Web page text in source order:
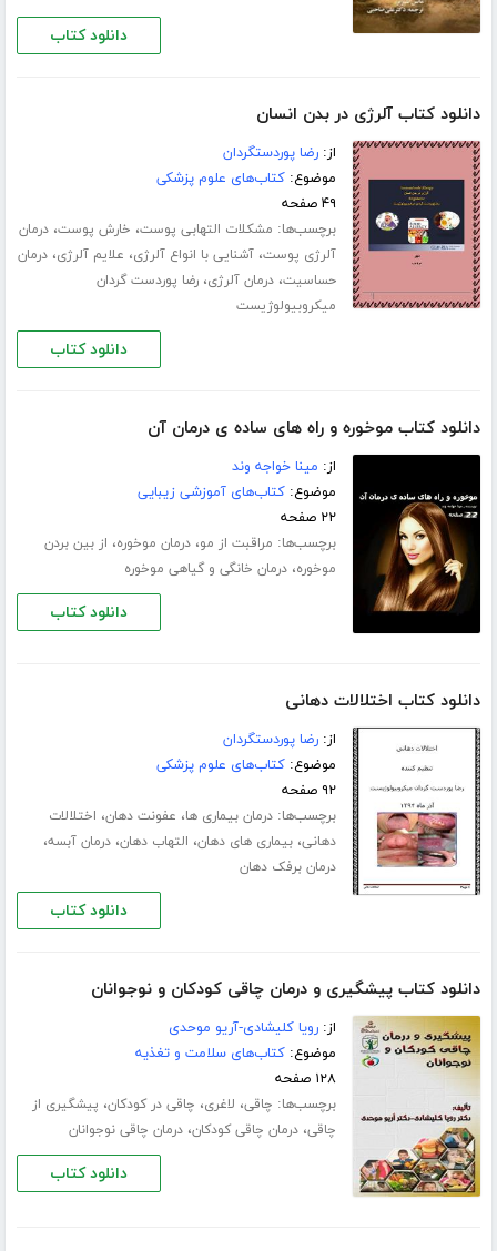
دانلود کتاب
دانلود کتاب آلرژی در بدن انسان
از:رضا پوردستگردان
موضوع:کتاب‌های علوم پزشکی
۴۹ صفحه
برچسب‌ها: مشکلات التهابی پوست، خارش پوست،درمان
آلرژی پوست،آشنایی با انواع آلرژی، علایم آلرژی،درمان
حساسیت،درمان آلرژی،رضا پوردست گردان
میکروبیولوژیست
دانلود کتاب
دانلود کتاب موخوره و راه های ساده ی درمان آن
از: مینا خواجه وند
موضوع:کتاب‌های آموزشی زیبایی
۲۲ صفحه
برچسب‌ها: مراقبت از مو،درمان موخوره، از بین بردن
موخوره،درمان خانگی و گیاهی موخوره
دانلود کتاب
دانلود کتاب اختلالات دهانی
از:رضا پوردستگردان
موضوع:کتاب‌های علوم پزشکی
۹۲ صفحه
برچسب‌ها:درمان بیماری ها، عفونت دهان، اختلالات
دهانی،بیماری های دهان، التهاب دهان،درمان آبسه،
درمان برفک دهان
دانلود کتاب
دانلود کتاب پیشگیری و درمان چاقی کودکان و نوجوانان
از:رویا کلیشادی-آریو موحدی
موضوع:کتاب‌های سلامت و تغذیه
۱۲۸ صفحه
برچسب‌ها: چاقی، لاغری، چاقی در کودکان، پیشگیری از
چاقی،درمان چاقی کودکان،درمان چاقی نوجوانان
دانلود کتاب